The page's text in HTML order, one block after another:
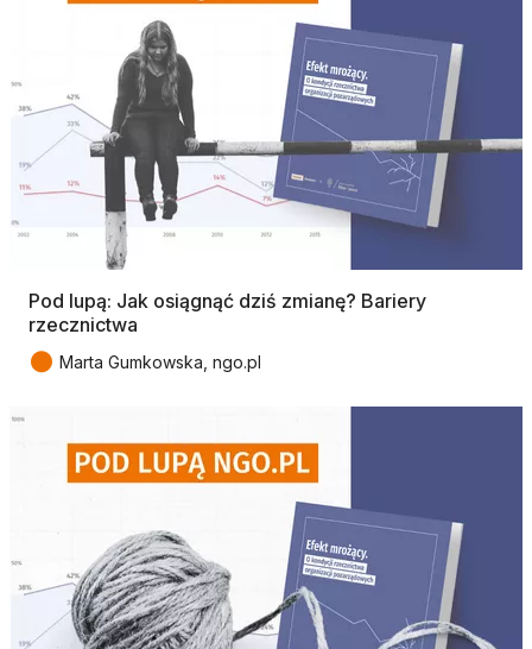
Pod lupą: Jak osiągnąć dziś zmianę? Bariery
rzecznictwa
● Marta Gumkowska, ngo.pl